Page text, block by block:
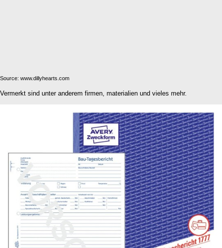
Source: www.dillyhearts.com
Vermerkt sind unter anderem firmen, materialien und vieles mehr.